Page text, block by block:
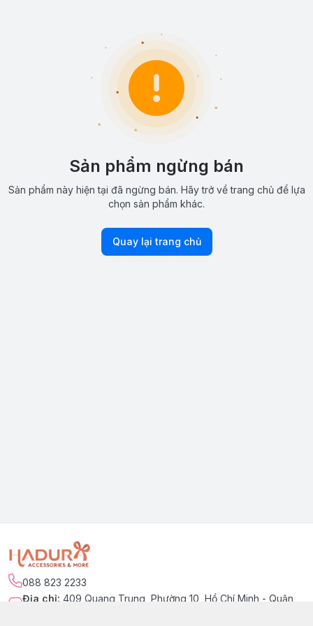
Sản phẩm ngừng bán
Sản phẩm này hiện tại đã ngừng bán. Hãy trở về trang chủ để lựa
chọn sản phẩm khác.
Quay lại trang chủ
088 823 2233
Địa chỉ: 409 Quang Trung, Phường 10, Hồ Chí Minh - Quận